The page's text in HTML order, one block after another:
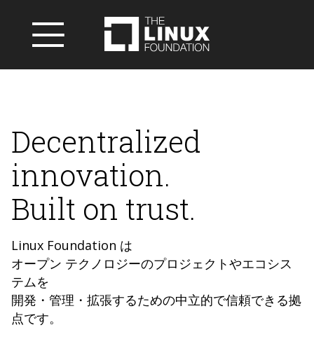
Decentralized
innovation.
Built on trust.
Linux Foundation は
オープン テクノロジーのプロジェクトやエコシス
テムを
開発・管理・拡張するための中立的で信頼できる拠
点です。